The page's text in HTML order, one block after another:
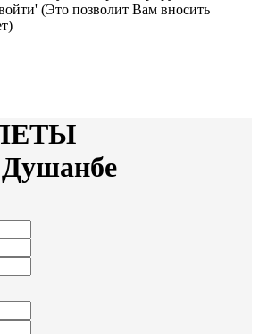
(Это позволит Вам вносить
Душанбе